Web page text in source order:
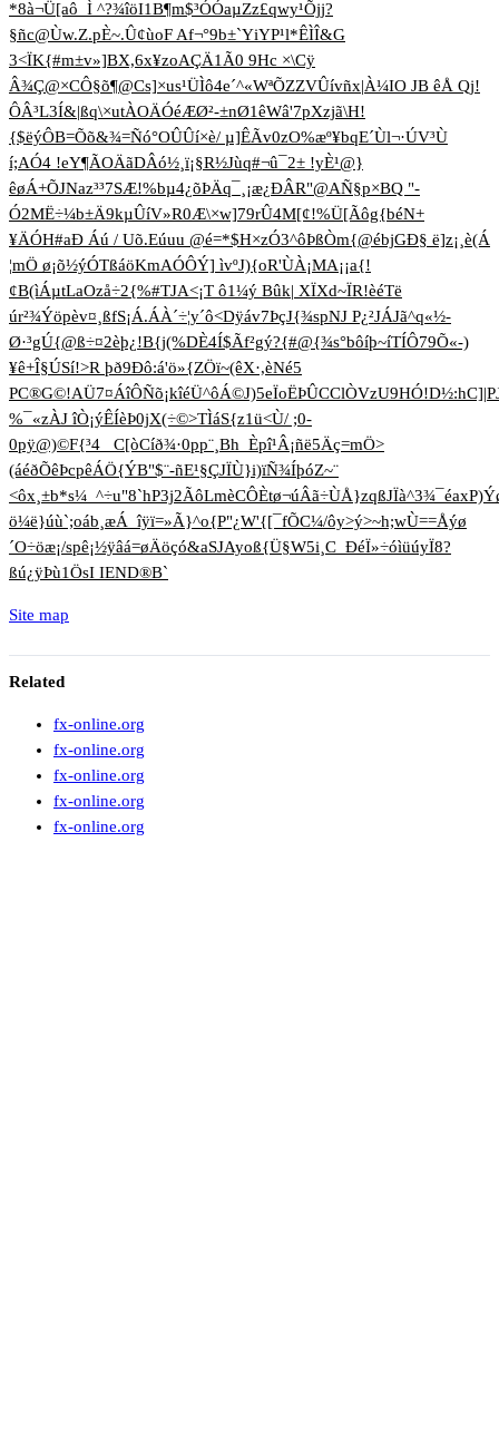
*8à¬Ü[aô_Ì ^?¾îöI1B¶m$³ÓÓaµZ­z£qwy¹Õjj?
§ñc@Ùw.Z.pÈ~.Û¢ùoF Af¬°9b±`YiYP¹l*ÊÌÎ&G
3<ÏK{#m±v»]BX,6x¥zoAÇÄ1Ã0 9Hc ×\Cÿ
Â¾Ç@×CÔ§õ¶@Cs]×us¹ÜÌô4e´^«WªÕZ­Z­VÛívñx|À¼IO JB êÅ Qj!
ÔÂ³L3Í&|ßq\×utÀOÄÓéÆØ²-±nØ1êWâ'7pXzjã\H!
{$ëýÔB=Õõ&¾=Ñó°OÛÛí×è/ µ]ÊÃv0zO%æº¥bqE´Ùl¬­­·Ú­V³Ù
í;AÓ4 !eY¶ÃOÄãDÂó½¸ï¡­§R½Jùq#¬û¯2± !yÈ¹@}
êøÁ+ÕJNaz³³7SÆ!%bµ4¿õÞÄq¯¸¡æ¿ÐÂR"@AÑ§p×BQ "-
Ó2MË÷¼b±Ä9kµÛíV»R­0Æ\×w]79rÛ4M[¢!%Ü[Ãôg{béN+
¥ÄÓH#aÐ Áú / Uõ.Eúuu @é=*$H×zÓ3^ôÞßÒm{@ébjGÐ§ ë]z¡¸è(Á
¦mÖ ø¡õ½ýÓTßáöKmAÓÔÝ] ìvºJ){oR'ÙÀ¡MA¡¡a{!
¢B(ìÁµtLaOzå÷2{%#TJA<¡T ô1¼ý Bûk| XÏXd~ÏR!èéTë
úr²¾Ýöpèv¤¸ßfS¡Á.ÁÀ´÷¦y´ô<Dÿáv7ÞçJ{¾spNJ P¿²JÁJã^q«½-
Ø·³gÚ{@ß÷¤2­èþ¿!B{j(%DÈ4Í$Ãf²gý?{#@{¾s°bôíþ~íTÍÔ79Õ«-)
¥ê+Î§ÚSí!>R þð9Ðô:á'ö»{ZÖï~(êX·,èNé5
%¯«zÀJ îÒ¡ýÊÍèÞ0jX(÷©>TÌáS{z1ü<Ù/ ;0-
0pÿ@)©F{³4 _C[òCíð¾·0pp¨¸Bh Èpî¹Â¡ñë5Äç=mÖ>
(áéðÕêÞcpêÁÖ{ÝB"$¨-ñE¹§ÇJÏÙ}i)ïÑ¾ÍþóZ~¨
ö¼ë}úù`;oáb¸æÁ_îÿï=»Ã}^o{P"¿W'{[¯fÕC¼/ôy>ý>~h;wÙ==Åýø
´O÷öæ¡/spê¡½ÿâá=øÄöçó&aSJAyoß{Ü§W5i¸C_ÐéÏ»÷óìüúyÏ8?
ßú¿ÿÞù1ÖsI IEND®B`
Site map
Related
fx-online.org
fx-online.org
fx-online.org
fx-online.org
fx-online.org